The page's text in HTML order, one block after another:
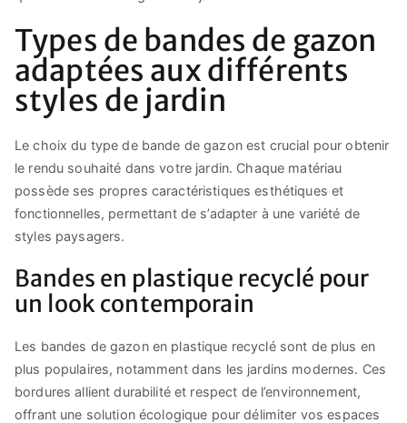
Types de bandes de gazon
adaptées aux différents
styles de jardin
Le choix du type de bande de gazon est crucial pour obtenir
le rendu souhaité dans votre jardin. Chaque matériau
possède ses propres caractéristiques esthétiques et
fonctionnelles, permettant de s’adapter à une variété de
styles paysagers.
Bandes en plastique recyclé pour
un look contemporain
Les bandes de gazon en plastique recyclé sont de plus en
plus populaires, notamment dans les jardins modernes. Ces
bordures allient durabilité et respect de l’environnement,
offrant une solution écologique pour délimiter vos espaces